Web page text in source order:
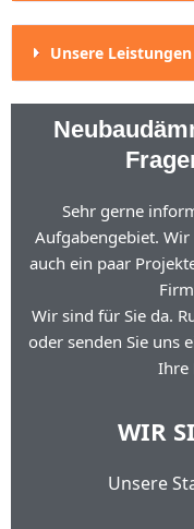
Unsere
Sehr gerne
Aufgabengebiet.
auch ein paar
Wir sind für Sie da.
oder senden Sie uns
Ihre
WIR
Unsere